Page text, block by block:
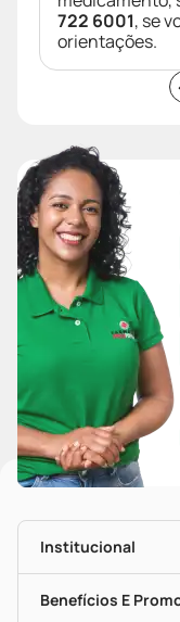
722 6001, se
orientações.
Institucional
Nossas Lojas
Benefícios E